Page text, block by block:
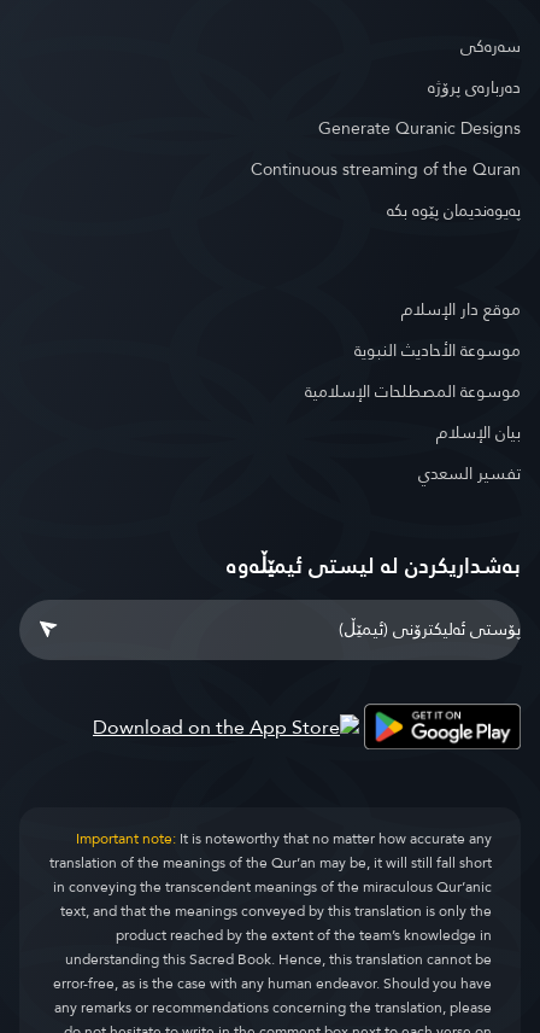
سه‌ره‌كی
دەربارەی پرۆژە
Generate Quranic Designs
Continuous streaming of the Quran
په‌یوه‌ندیمان پێوه‌ بكه‌
موقع دار الإسلام
موسوعة الأحاديث النبوية
موسوعة المصطلحات الإسلامية
بيان الإسلام
تفسير السعدي
بەشداریکردن لە لیستی ئیمێڵەوە
Important note:It is noteworthy that no matter how accurate any
translation of the meanings of the Qur’an may be, it will still fall short
in conveying the transcendent meanings of the miraculous Qur’anic
text, and that the meanings conveyed by this translation is only the
product reached by the extent of the team’s knowledge in
understanding this Sacred Book. Hence, this translation cannot be
error-free, as is the case with any human endeavor. Should you have
any remarks or recommendations concerning the translation, please